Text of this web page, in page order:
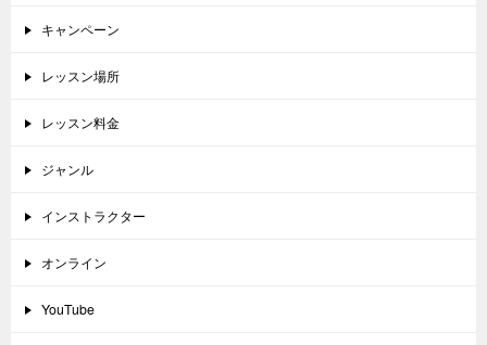
キャンペーン
レッスン場所
レッスン料金
ジャンル
インストラクター
オンライン
YouTube